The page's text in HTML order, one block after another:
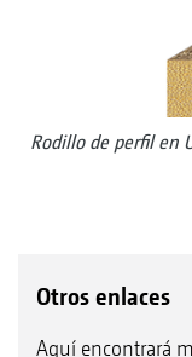
Rodillo de perfil en
Otros enlaces
Aquí encontrará